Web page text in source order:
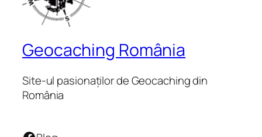
Geocaching România
Site-ul pasionaților de Geocaching din
România